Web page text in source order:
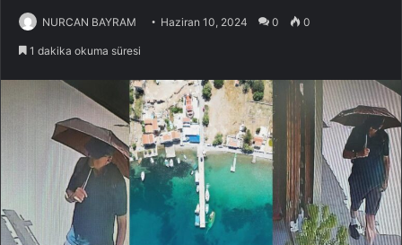
NURCAN BAYRAM Haziran 10, 2024 0 0
1 dakika okuma süresi